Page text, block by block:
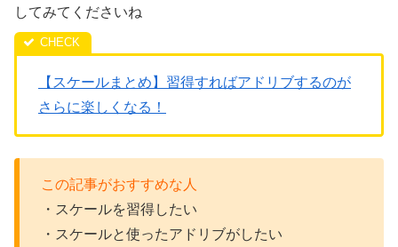
してみてくださいね
【スケールまとめ】習得すればアドリブするのが
さらに楽しくなる！
この記事がおすすめな人
・スケールを習得したい
・スケールと使ったアドリブがしたい